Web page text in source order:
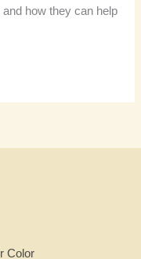
and how they can help
Color